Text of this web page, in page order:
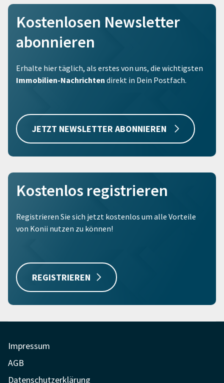
Kostenlosen Newsletter
abonnieren
Erhalte hier täglich, als erstes von uns, die wichtigsten
Immobilien-Nachrichten direkt in Dein Postfach.
JETZT NEWSLETTER ABONNIEREN
Kostenlos registrieren
Registrieren Sie sich jetzt kostenlos um alle Vorteile
von Konii nutzen zu können!
REGISTRIEREN
Impressum
AGB
Datenschutzerklärung